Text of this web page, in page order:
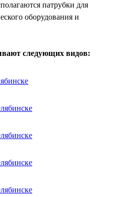
патрубки для
оборудования и
следующих видов:
СУГ от наземных состоит в
имеют гидроизоляцию
горловину. Применение
позволяет сократить
(не относящимися к ней)
этом высокий уровень